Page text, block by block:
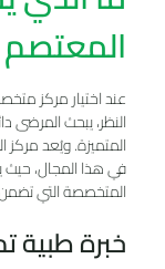
عند اختيار مركز
النظر، يبحث المرضى
المتميزة. ويُعد مركز
في هذا المجال،
المتخصصة التي
خبرة طبية